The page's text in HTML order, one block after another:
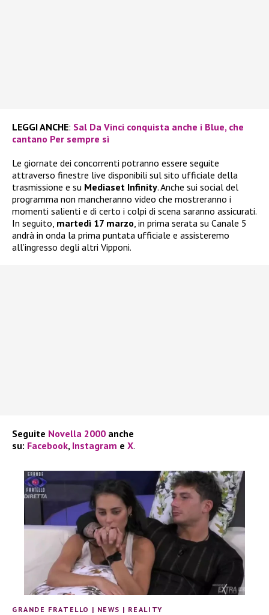
LEGGI ANCHE: Sal Da Vinci conquista anche i Blue, che
cantano Per sempre sì
Le giornate dei concorrenti potranno essere seguite
attraverso finestre live disponibili sul sito ufficiale della
trasmissione e su Mediaset Infinity. Anche sui social del
programma non mancheranno video che mostreranno i
momenti salienti e di certo i colpi di scena saranno assicurati.
In seguito, martedì 17 marzo, in prima serata su Canale 5
andrà in onda la prima puntata ufficiale e assisteremo
all’ingresso degli altri Vipponi.
Seguite Novella 2000 anche
su: Facebook, Instagram e X.
GRANDE FRATELLO | NEWS | REALITY